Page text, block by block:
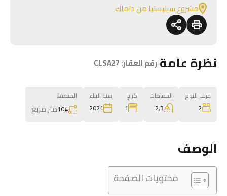
مشروع سيليستيا من داماك
نظرة عامة رقم العقار:CLSA27
غرف النوم
2
الحمامات
2,3
كراج
1
سنة البناء
2021
المنطقة
104متر مربع
الوصف
محتويات الصفحة